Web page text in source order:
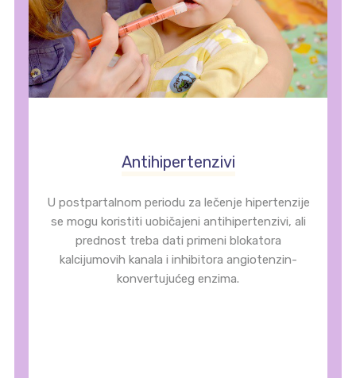
Antihipertenzivi
U postpartalnom periodu za lečenje hipertenzije
se mogu koristiti uobičajeni antihipertenzivi, ali
prednost treba dati primeni blokatora
kalcijumovih kanala i inhibitora angiotenzin-
konvertujućeg enzima.